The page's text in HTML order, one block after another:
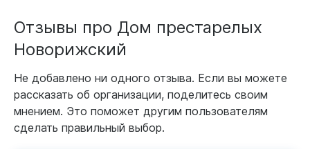
Отзывы про Дом престарелых
Новорижский
Не добавлено ни одного отзыва. Если вы можете
рассказать об организации, поделитесь своим
мнением. Это поможет другим пользователям
сделать правильный выбор.